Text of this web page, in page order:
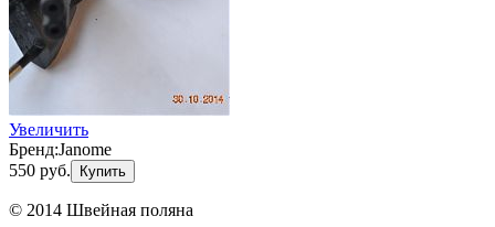
Увеличить
Бренд:Janome
550 руб.
Купить
© 2014 Швейная поляна